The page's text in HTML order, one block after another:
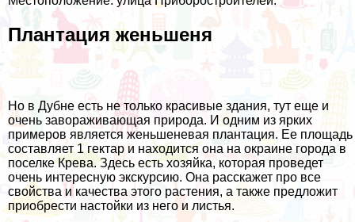
Плантация женьшеня
Но в Дубне есть не только красивые здания, тут еще и
очень завораживающая природа. И одним из ярких
примеров является женьшеневая плантация. Ее площадь
составляет 1 гектар и находится она на окраине города в
поселке Крева. Здесь есть хозяйка, которая проведет
очень интересную экскурсию. Она расскажет про все
свойства и качества этого растения, а также предложит
приобрести настойки из него и листья.